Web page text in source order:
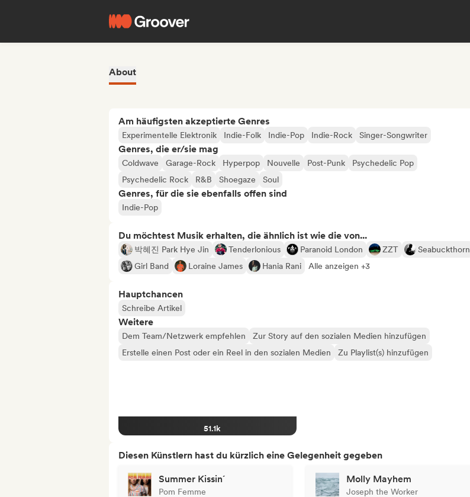
About
Am häufigsten akzeptierte Genres
Experimentelle Elektronik Indie-Folk Indie-Pop Indie-Rock Singer-Songwriter
Genres, die er/sie mag
Coldwave Garage-Rock Hyperpop Nouvelle Post-Punk
Psychedelic Pop
Psychedelic Rock
R&B Shoegaze Soul
Genres, für die sie ebenfalls offen sind
Indie-Pop
Du möchtest Musik erhalten, die ähnlich ist wie die von...
박혜진 Park Hye Jin Tenderlonious Paranoid London ZZT
Seabuckthorn
Girl Band
Loraine James Hania Rani Alle anzeigen +3
Hauptchancen
Schreibe Artikel
Weitere
Dem Team/Netzwerk empfehlen
Zur Story auf den sozialen Medien hinzufügen
Erstelle einen Post oder ein Reel in den sozialen Medien
Zu Playlist(s) hinzufügen
51.1k
Diesen Künstlern hast du kürzlich eine Gelegenheit gegeben
Summer Kissin´
Pom Femme
Molly Mayhem
Joseph the Worker